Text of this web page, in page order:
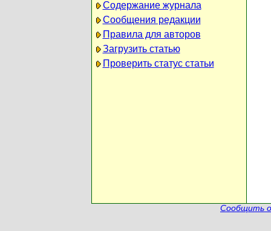
Содержание журнала
Сообщения редакции
Правила для авторов
Загрузить статью
Проверить статус статьи
Сообщить о